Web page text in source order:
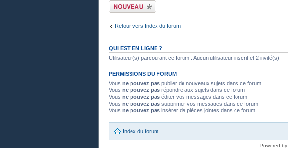
Publier un nouveau
sujet
Retour vers Index du forum
QUI EST EN LIGNE ?
Utilisateur(s) parcourant ce forum : Aucun utilisateur inscrit et 2 invité(s)
PERMISSIONS DU FORUM
Vous ne pouvez pas publier de nouveaux sujets dans ce forum
Vous ne pouvez pas répondre aux sujets dans ce forum
Vous ne pouvez pas éditer vos messages dans ce forum
Vous ne pouvez pas supprimer vos messages dans ce forum
Vous ne pouvez pas insérer de pièces jointes dans ce forum
Index du forum
Powered by